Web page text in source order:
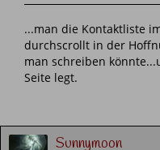
...man die Kontaktliste
durchscrollt in der
man schreiben
Seite legt.
Sunnymoon